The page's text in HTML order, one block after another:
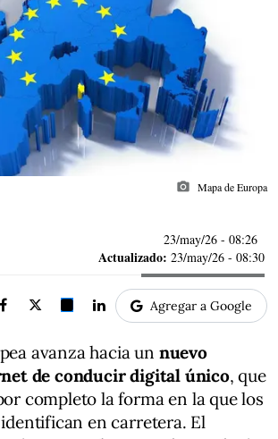
photo_camera Mapa de Europa
23/may/26 - 08:26
Actualizado: 23/may/26 - 08:30
Agregar a Google
avanza hacia un nuevo
de conducir digital único, que
completo la forma en la que los
en carretera. El